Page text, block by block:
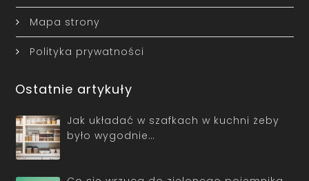
Mapa strony
Polityka prywatności
Ostatnie artykuły
Jak układać w szafkach w kuchni żeby
było wygodnie…